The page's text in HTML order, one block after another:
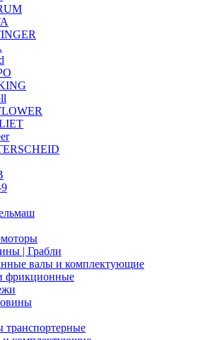
| Грабли
валы и комплектующие
фрикционные
транспортерные